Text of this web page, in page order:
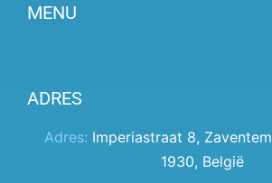
MENU
Prijzen
Klantenpaneel
ADRES
Adres: Imperiastraat 8, Zaventem
1930, België